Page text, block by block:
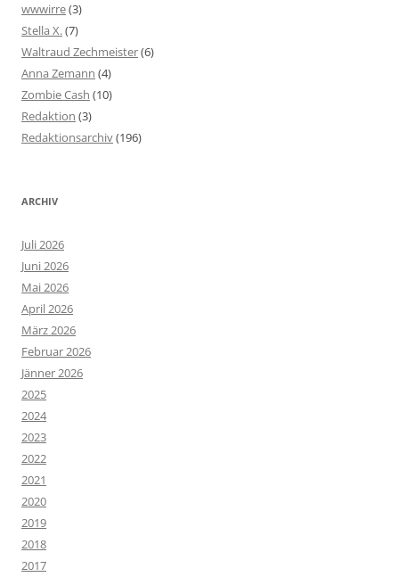
wwwirre(3)
Stella X.(7)
Waltraud Zechmeister(6)
Anna Zemann (4)
Zombie Cash (10)
Redaktion (3)
Redaktionsarchiv(196)
ARCHIV
Juli 2026
Juni 2026
Mai 2026
April 2026
März 2026
Februar 2026
Jänner 2026
2025
2024
2023
2022
2021
2020
2019
2018
2017